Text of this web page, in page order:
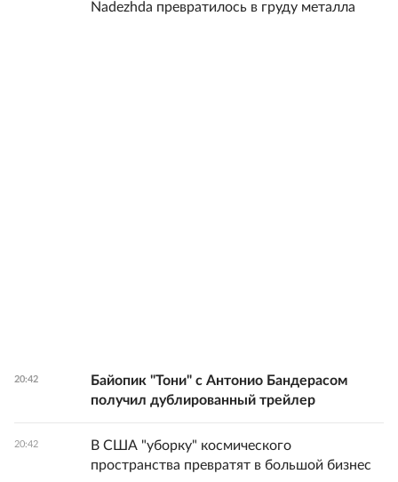
Nadezhda превратилось в груду металла
20:42
Байопик "Тони" с Антонио Бандерасом
получил дублированный трейлер
20:42
В США "уборку" космического
пространства превратят в большой бизнес